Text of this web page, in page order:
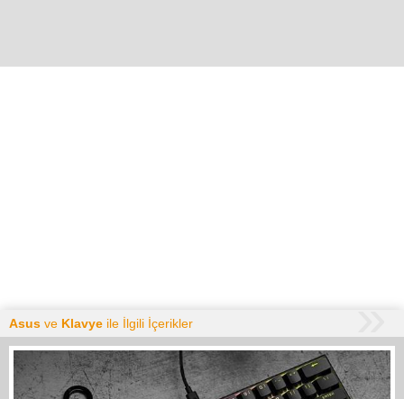
Asus ve Klavye ile İlgili İçerikler